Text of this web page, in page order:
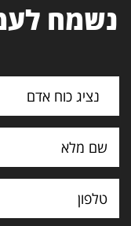
נשמח
נציג כוח אדם